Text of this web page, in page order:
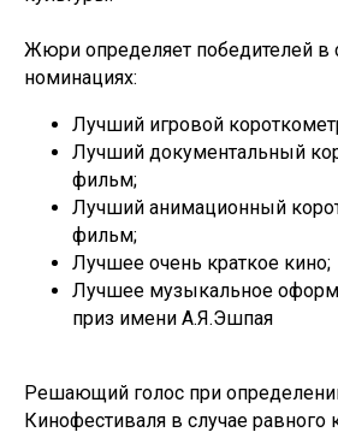
Жюри определяет победителей
номинациях:
Лучший игровой
Лучший документальный
фильм;
Лучший анимационный
фильм;
Лучшее очень краткое кино;
Лучшее музыкальное
приз имени А.Я.Эшпая
Решающий голос при
Кинофестиваля в случае равного